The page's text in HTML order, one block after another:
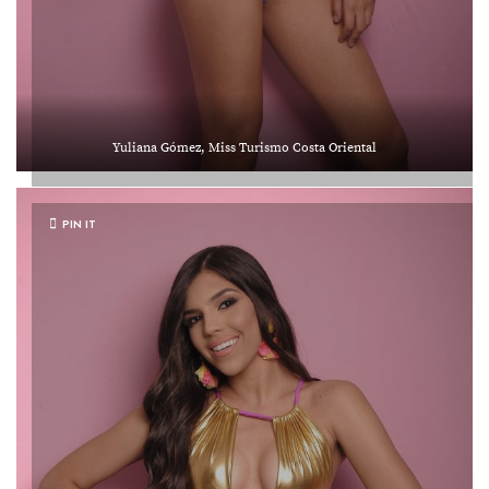
Yuliana Gómez, Miss Turismo Costa Oriental
PIN IT